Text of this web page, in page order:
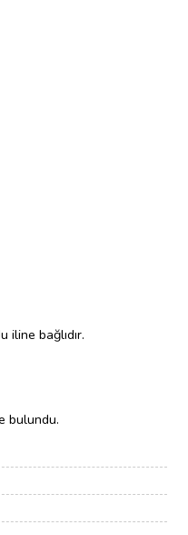
iline bağlıdır.
bulundu.